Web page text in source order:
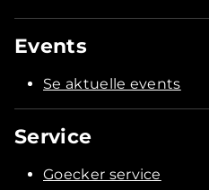
Events
Se aktuelle events
Service
Goecker service